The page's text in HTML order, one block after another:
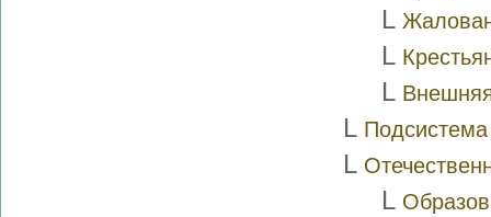
L
L
L
L
L
L